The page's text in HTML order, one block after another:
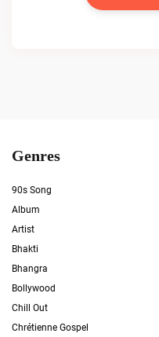
Genres
90s Song
Album
Artist
Bhakti
Bhangra
Bollywood
Chill Out
Chrétienne Gospel